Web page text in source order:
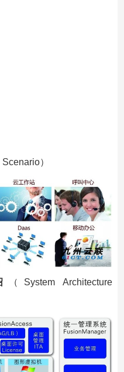
）
（System Architecture